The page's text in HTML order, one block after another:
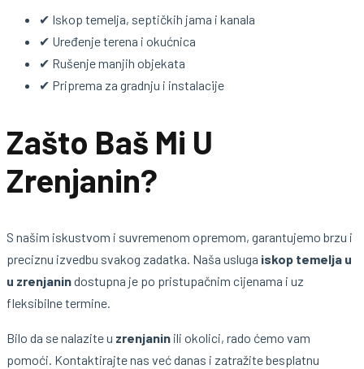
✔ Iskop temelja, septičkih jama i kanala
✔ Uređenje terena i okućnica
✔ Rušenje manjih objekata
✔ Priprema za gradnju i instalacije
Zašto Baš Mi U
Zrenjanin?
S našim iskustvom i suvremenom opremom, garantujemo brzu i
preciznu izvedbu svakog zadatka. Naša usluga iskop temelja u
u zrenjanindostupna je po pristupačnim cijenama i uz
fleksibilne termine.
Bilo da se nalazite u zrenjanin ili okolici, rado ćemo vam
pomoći. Kontaktirajte nas već danas i zatražite besplatnu